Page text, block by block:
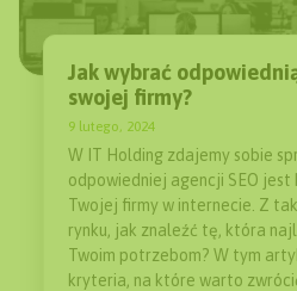
Jak wybrać
swojej firmy?
9 lutego, 2024
W IT Holding zdajemy sobie
odpowiedniej agencji SEO jest
Twojej firmy w internecie. Z
rynku, jak znaleźć tę, która
Twoim potrzebom? W tym
kryteria, na które warto